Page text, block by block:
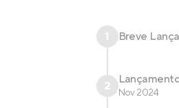
1 Breve
2 Nov 2024